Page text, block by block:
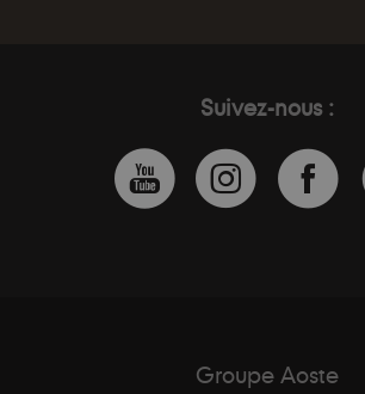
Suivez-nous :
Groupe Aoste